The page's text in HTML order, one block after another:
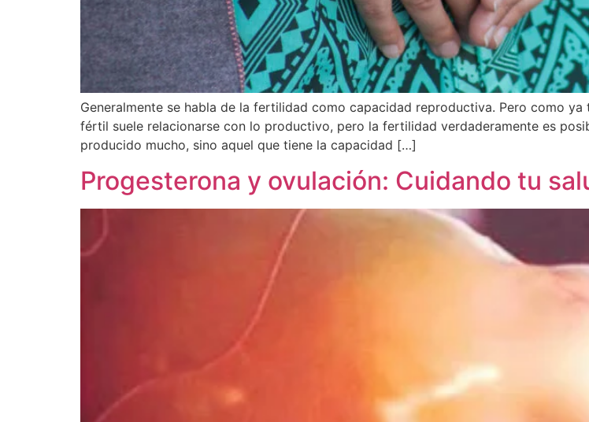
Generalmente se habla de la fertilidad como capacidad reproductiva. Pero como
fértil suele relacionarse con lo productivo, pero la fertilidad verdaderamente es
producido mucho, sino aquel que tiene la capacidad […]
Progesterona y ovulación: Cuidando tu